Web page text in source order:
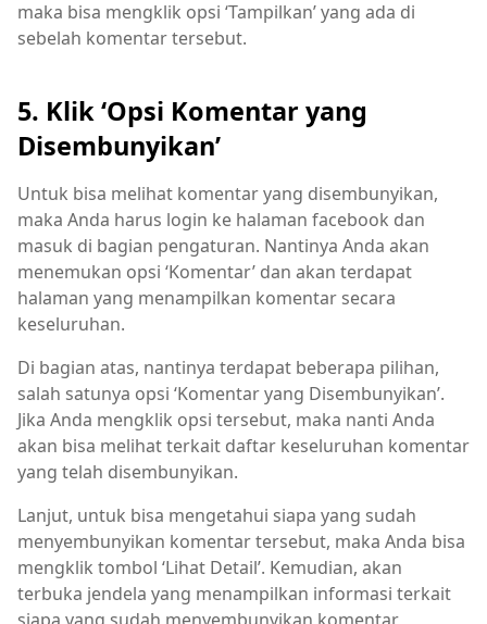
maka bisa mengklik opsi ‘Tampilkan’ yang ada di
sebelah komentar tersebut.
5. Klik ‘Opsi Komentar yang
Disembunyikan’
Untuk bisa melihat komentar yang disembunyikan,
maka Anda harus login ke halaman facebook dan
masuk di bagian pengaturan. Nantinya Anda akan
menemukan opsi ‘Komentar’ dan akan terdapat
halaman yang menampilkan komentar secara
keseluruhan.
Di bagian atas, nantinya terdapat beberapa pilihan,
salah satunya opsi ‘Komentar yang Disembunyikan’.
Jika Anda mengklik opsi tersebut, maka nanti Anda
akan bisa melihat terkait daftar keseluruhan komentar
yang telah disembunyikan.
Lanjut, untuk bisa mengetahui siapa yang sudah
menyembunyikan komentar tersebut, maka Anda bisa
mengklik tombol ‘Lihat Detail’. Kemudian, akan
terbuka jendela yang menampilkan informasi terkait